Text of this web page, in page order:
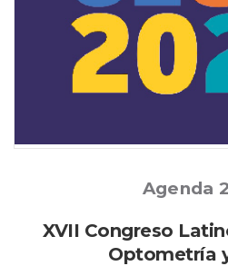
Posted
Agenda
XVII Congreso
Optometría